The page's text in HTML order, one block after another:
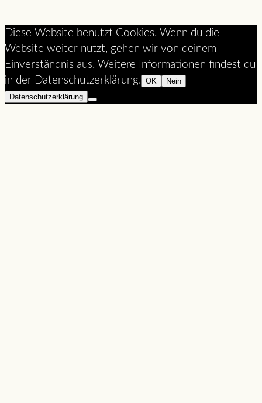
Diese Website benutzt Cookies. Wenn du die
Website weiter nutzt, gehen wir von deinem
Einverständnis aus. Weitere Informationen findest du
in der Datenschutzerklärung. OK
Nein
Datenschutzerklärung